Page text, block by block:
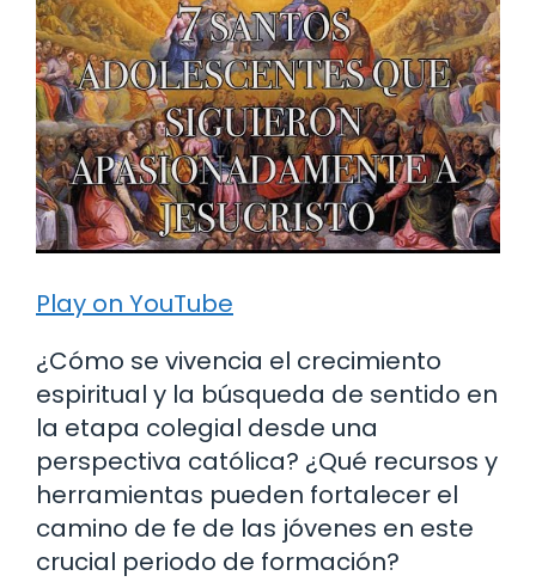
Play on YouTube
¿Cómo se vivencia el crecimiento
espiritual y la búsqueda de sentido en
la etapa colegial desde una
perspectiva católica? ¿Qué recursos y
herramientas pueden fortalecer el
camino de fe de las jóvenes en este
crucial periodo de formación?